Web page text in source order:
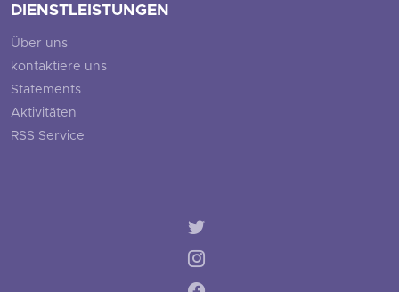
DIENSTLEISTUNGEN
Über uns
kontaktiere uns
Statements
Aktivitäten
RSS Service